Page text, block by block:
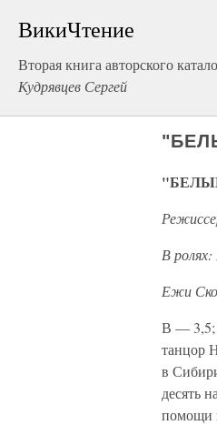
ВикиЧтение
Вторая книга авторского
Кудрявцев Сергей
В
Ежи
В — 3,5;
танцор
в
десять
помощи